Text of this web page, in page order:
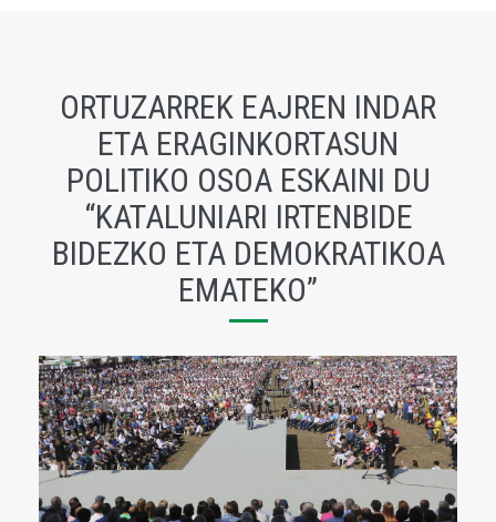
ORTUZARREK EAJREN INDAR
ETA ERAGINKORTASUN
POLITIKO OSOA ESKAINI DU
“KATALUNIARI IRTENBIDE
BIDEZKO ETA DEMOKRATIKOA
EMATEKO”